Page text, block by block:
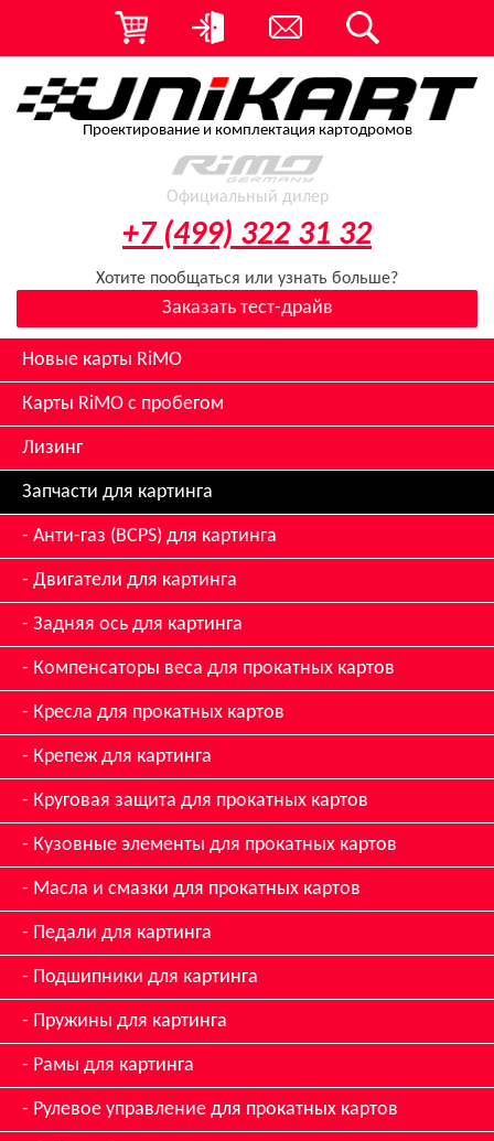
Проектирование и комплектация картодромов
Официальный дилер
+7 (499) 322 31 32
Хотите пообщаться или узнать больше?
Заказать тест-драйв
Новые карты RiMO
Карты RiMO с пробегом
Лизинг
Запчасти для картинга
Анти-газ (BCPS) для картинга
Двигатели для картинга
Задняя ось для картинга
Компенсаторы веса для прокатных картов
Кресла для прокатных картов
Крепеж для картинга
Круговая защита для прокатных картов
Кузовные элементы для прокатных картов
Масла и смазки для прокатных картов
Педали для картинга
Подшипники для картинга
Пружины для картинга
Рамы для картинга
Рулевое управление для прокатных картов